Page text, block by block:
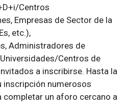
Centros
Empresas de Sector de la
etc.),
Administradores de
Centros de
a inscribirse. Hasta la
numerosos
completar un aforo cercano a